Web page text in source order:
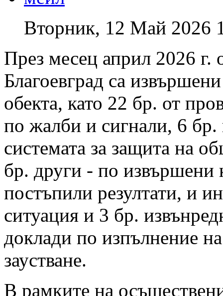
Вторник, 12 Май 2026
През месец април 2026
Благоевград са
обекта, като 22 бр. от
по жалби и сигнали, 6 бр.
системата за защита на
бр. други - по извършени
постъпили резултати, и
ситуация и 3 бр.
доклади по изпълнение
заустване.
В рамките на